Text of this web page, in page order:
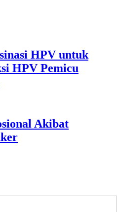
HPV untuk
HPV Pemicu
Akibat